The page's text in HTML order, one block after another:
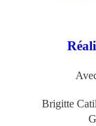
Brigitte